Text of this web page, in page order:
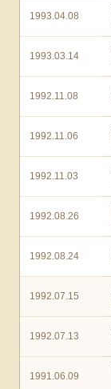
1993.04.08
1993.03.14
1992.11.08
1992.11.06
1992.11.03
1992.08.26
1992.08.24
1992.07.15
1992.07.13
1991.06.09